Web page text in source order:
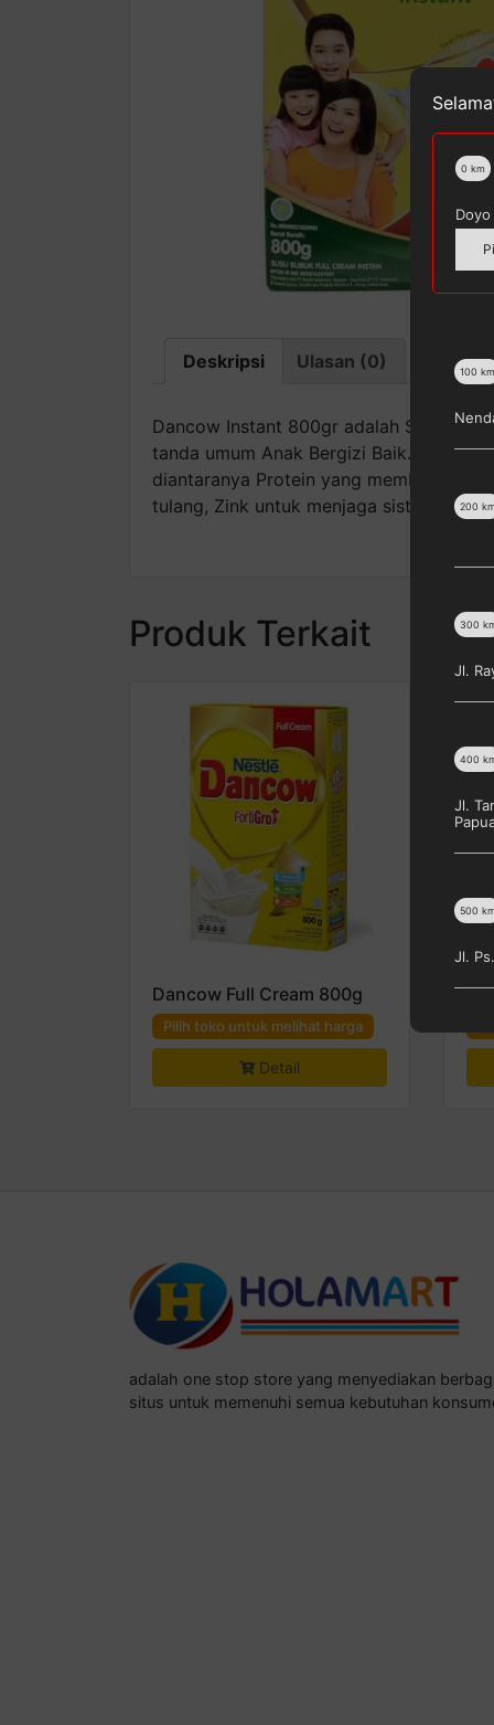
Deskripsi Ulasan (0)
Dancow Instant 800gr adalah Susu
tanda umum Anak Bergizi Baik.
diantaranya Protein yang membantu
tulang, Zink untuk menjaga sistem
Produk Terkait
Dancow Full Cream 800g
Pilih toko untuk melihat harga
Detail
adalah one stop store yang menyediakan
situs untuk memenuhi semua kebutuhan
0 km
Doyo
100 km
200 km
300
Jl.
400
Jl.
500 km
Jl.